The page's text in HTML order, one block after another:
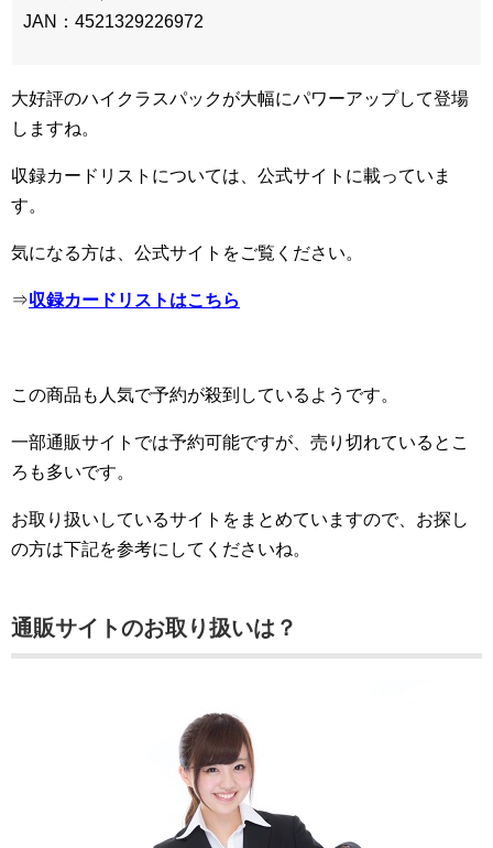
JAN：4521329226972
大好評のハイクラスパックが大幅にパワーアップして登場
しますね。
収録カードリストについては、公式サイトに載っていま
す。
気になる方は、公式サイトをご覧ください。
⇒収録カードリストはこちら
この商品も人気で予約が殺到しているようです。
一部通販サイトでは予約可能ですが、売り切れているとこ
ろも多いです。
お取り扱いしているサイトをまとめていますので、お探し
の方は下記を参考にしてくださいね。
通販サイトのお取り扱いは？